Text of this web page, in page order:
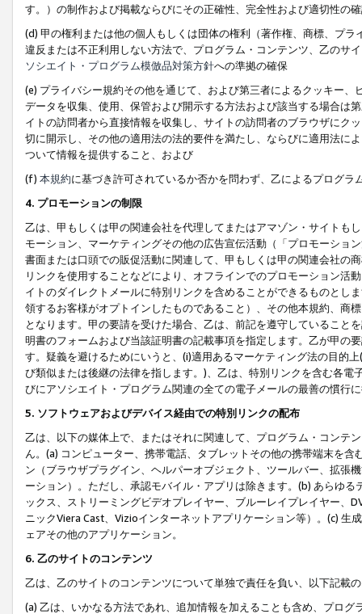
す。）の制作および掲載ならびにその正確性、完全性および適切性の
(d) 甲の権利または他の個人もしくは団体の権利（著作権、商標、プ
違反または不正利用しない方法で、プログラム・コンテンツ、乙のサ
ソシエイト・プログラム模倣品対策方針への準拠の確保
(e) プライバシー規約その他を通じて、および第三者によるクッキー
データを収集、使用、保管および開示する方法および該当する場合は
イトの訪問者から直接情報を収集し、サイトの訪問者のブラウザにク
切に開示し、その他の適用法の法的要件を満たし、ならびに適用法に
ついて情報を提供すること、および
(f) 本規約に基づき許可されているか否かを問わず、乙によるプログ
4. プロモーションの制限
乙は、甲もしくは甲の関連会社を代理してまたはアマゾン・サイトも
モーション、マーケティングその他の広告宣伝活動（「プロモーショ
書面または口頭での販促活動に関連して、甲もしくは甲の関連会社の
リンクを使用することなどにより、オフラインでのプロモーション活
イトのダイレクトメールに特別リンクを含めることができるものとし
領するお客様がオプトインしたものであること）、その他本規約、商
となります。甲の要請を受けた場合、乙は、前記を遵守していること
明書のフォームおよび当該証明書の記載事項を指定します。乙が甲の
す。疑義を避けるためにいうと、(i)適用あるマーケティング法の目的
び類似または後継の法律を指します。)、乙は、特別リンクを含む各
びにアソシエイト・プログラム関連の全ての電子メールの最善の慣行
5. ソフトウェアおよびデバイス経由での特別リンクの配布
乙は、以下の媒体上で、またはそれに関連して、プログラム・コンテ
ん。(a) コンピューター、携帯電話、タブレットその他の携帯端末を
ン（ブラウザプラグイン、ヘルパーオブジェクト、ツールバー、拡張
ーション）。ただし、承認モバイル・アプリは除きます。(b) あらゆ
ックス、ストリーミングビデオプレイヤー、ブルーレイプレイヤー、
ニックViera Cast、Vizioインターネットアプリケーション等）。(c)
ェアその他のアプリケーション。
6. 乙のサイトのコンテンツ
乙は、乙のサイトのコンテンツについて単独で責任を負い、以下記載
(a) 乙は、いかなる方法であれ、追加情報を加えることも含め、プロ